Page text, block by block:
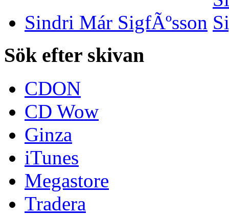
Sindri Már SigfÃºsson
Sök efter skivan
CDON
CD Wow
Ginza
iTunes
Megastore
Tradera